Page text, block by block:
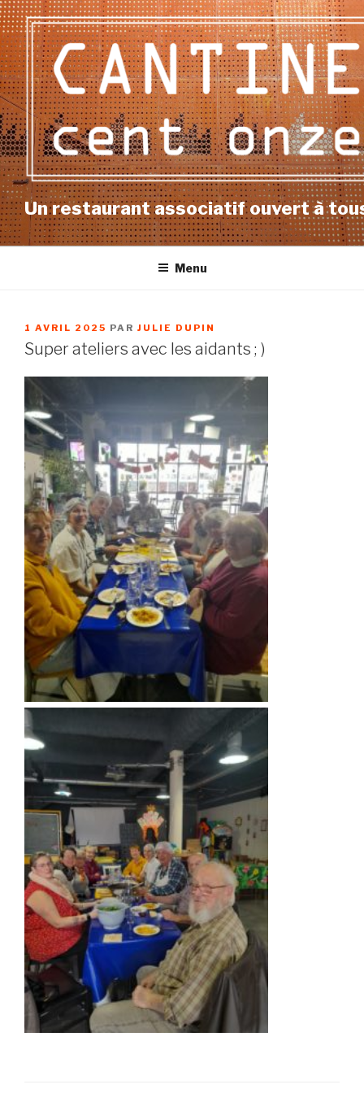
Aller
au
contenu
principal
Un restaurant associatif ouvert à
Menu
PUBLIÉ
LE
1 AVRIL 2025 PAR JULIE DUPIN
Super ateliers avec les aidants ; )